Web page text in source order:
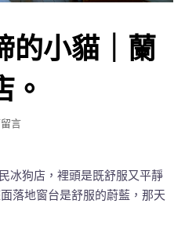
的小貓｜蘭
。
言
冰狗店，裡頭是既舒服又平靜
落地窗台是舒服的蔚藍，那天